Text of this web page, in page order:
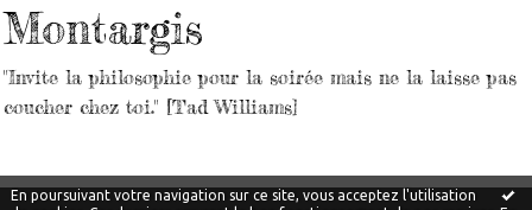
En poursuivant votre navigation sur ce site, vous acceptez l'utilisation
Montargis
"Invite la philosophie pour la soirée mais ne la laisse pas
coucher chez toi." [Tad Williams]